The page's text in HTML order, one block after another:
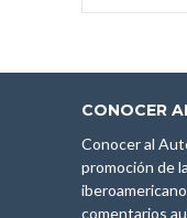
CONOCER
Conocer al
promoción de
comentarios